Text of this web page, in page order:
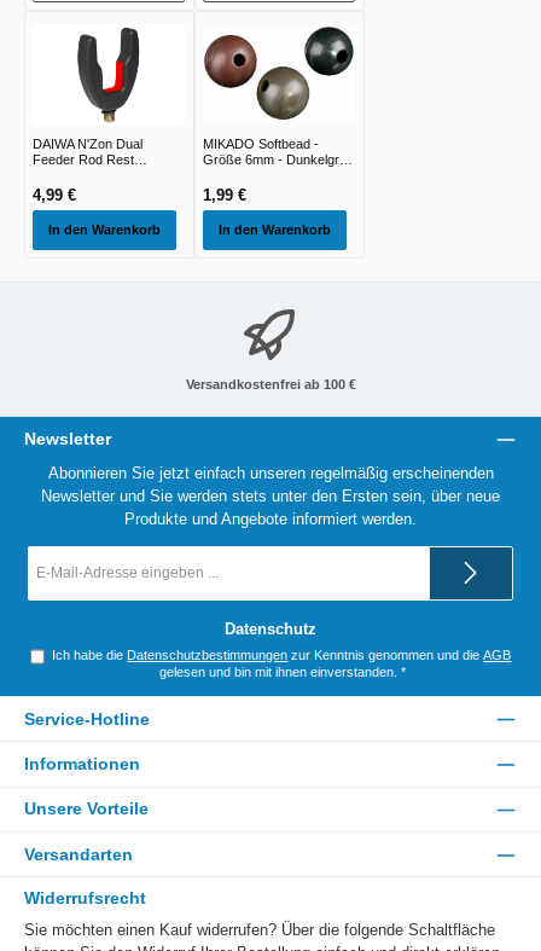
DAIWA N'Zon Dual
Feeder Rod Rest
1,00cm
4,99 €
In den Warenkorb
MIKADO Softbead -
Größe 6mm - Dunkelgrün
1,99 €
In den Warenkorb
Versandkostenfrei ab 100 €
Newsletter
Abonnieren Sie jetzt einfach unseren regelmäßig erscheinenden
Newsletter und Sie werden stets unter den Ersten sein, über neue
Produkte und Angebote informiert werden.
Mail-
Datenschutz
Ich habe die Datenschutzbestimmungen zur Kenntnis genommen und dieAGB
gelesen und bin mit ihnen einverstanden. *
Service-Hotline
Informationen
Unsere Vorteile
Versandarten
Widerrufsrecht
Sie möchten einen Kauf widerrufen? Über die folgende Schaltfläche